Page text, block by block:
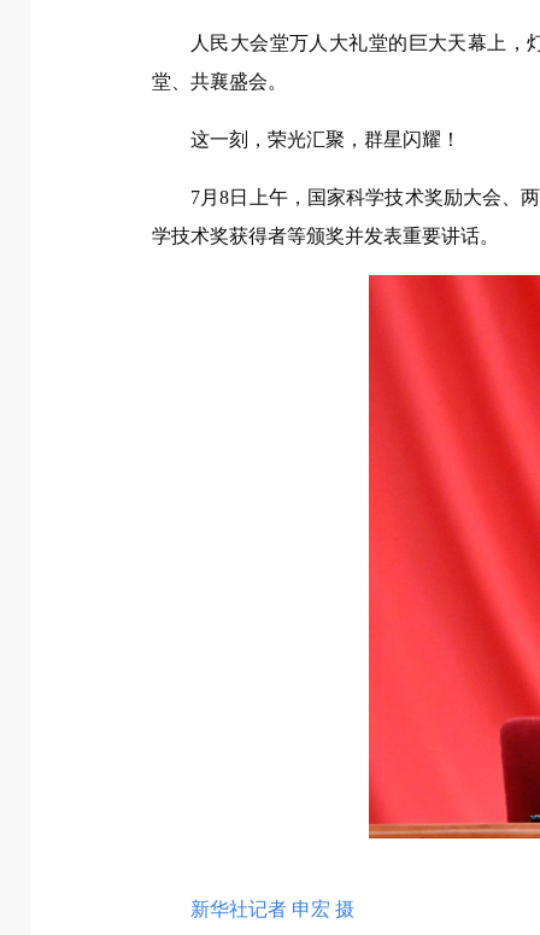
人民大会堂万人大礼堂的巨大天幕上
堂、共襄盛会。
这一刻，荣光汇聚，群星闪耀！
7月8日上午，国家科学技术奖励大会、
学技术奖获得者等颁奖并发表重要讲话。
新华社记者 申宏 摄